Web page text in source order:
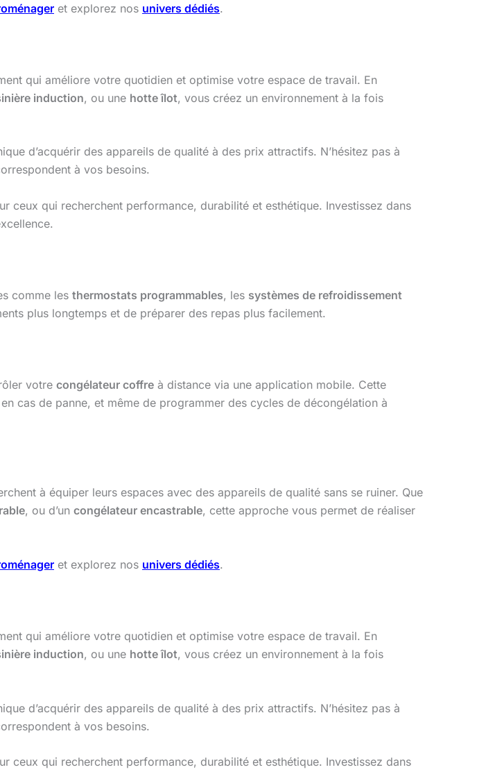
et explorez nos univers dédiés.
qui améliore votre quotidien et optimise votre espace de travail. En
induction, ou une hotte îlot, vous créez un environnement à la fois
d’acquérir des appareils de qualité à des prix attractifs. N’hésitez pas à
à vos besoins.
ceux qui recherchent performance, durabilité et esthétique. Investissez dans
comme les thermostats programmables, les systèmes de refroidissement
plus longtemps et de préparer des repas plus facilement.
votre congélateur coffre à distance via une application mobile. Cette
cas de panne, et même de programmer des cycles de décongélation à
à équiper leurs espaces avec des appareils de qualité sans se ruiner. Que
, ou d’un congélateur encastrable, cette approche vous permet de réaliser
et explorez nos univers dédiés.
qui améliore votre quotidien et optimise votre espace de travail. En
induction, ou une hotte îlot, vous créez un environnement à la fois
d’acquérir des appareils de qualité à des prix attractifs. N’hésitez pas à
à vos besoins.
ceux qui recherchent performance, durabilité et esthétique. Investissez dans